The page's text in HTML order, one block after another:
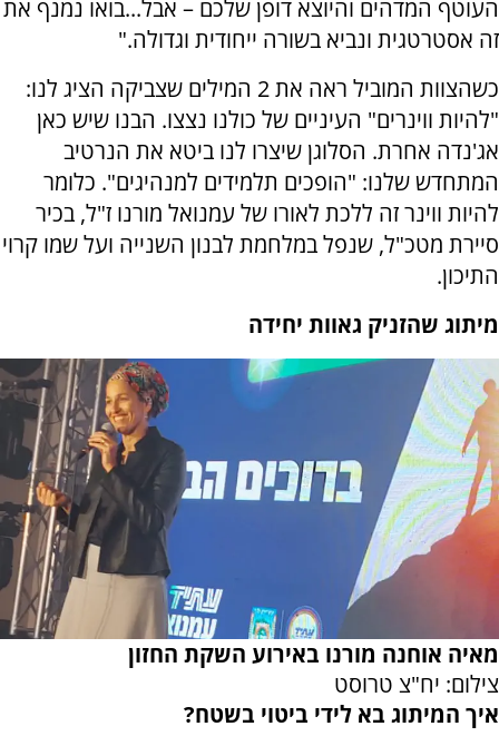
העוטף המדהים והיוצא דופן שלכם – אבל...בואו נמנף את
זה אסטרטגית ונביא בשורה ייחודית וגדולה."
כשהצוות המוביל ראה את 2 המילים שצביקה הציג לנו:
"להיות ווינרים" העיניים של כולנו נצצו. הבנו שיש כאן
אג'נדה אחרת. הסלוגן שיצרו לנו ביטא את הנרטיב
המתחדש שלנו: "הופכים תלמידים למנהיגים". כלומר
להיות ווינר זה ללכת לאורו של עמנואל מורנו ז"ל, בכיר
סיירת מטכ"ל, שנפל במלחמת לבנון השנייה ועל שמו קרוי
התיכון.
מיתוג שהזניק גאוות יחידה
מאיה אוחנה מורנו באירוע השקת החזון
צילום: יח"צ טרוסט
איך המיתוג בא לידי ביטוי בשטח?